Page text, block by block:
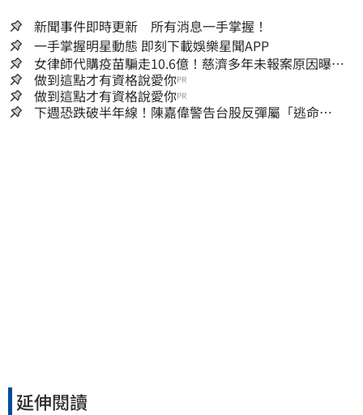
新聞事件即時更新 所有消息一手掌握！
一手掌握明星動態 即刻下載娛樂星聞APP
女律師代購疫苗騙走10.6億！慈濟多年未報案原因曝：
檢警上門才知被騙
做到這點才有資格說愛你PR
做到這點才有資格說愛你PR
下週恐跌破半年線！陳嘉偉警告台股反彈屬「逃命
延伸閱讀